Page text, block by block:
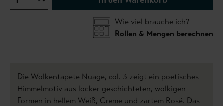
Wie viel brauche ich?
Rollen & Mengen berechnen
Die Wolkentapete Nuage, col. 3 zeigt ein poetisches
Himmelmotiv aus locker geschichteten, wolkigen
Formen in hellem Weiß, Creme und zartem Rosé. Das